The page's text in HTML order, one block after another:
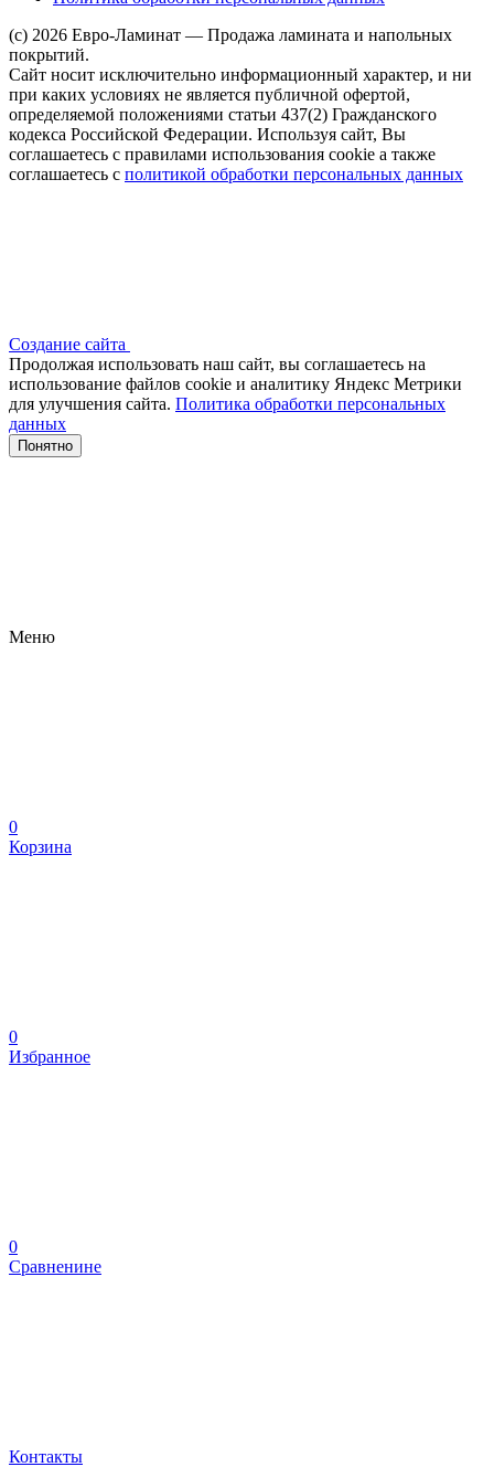
(c) 2026 Евро-Ламинат — Продажа ламината и напольных
покрытий.
Сайт носит исключительно информационный характер, и ни
при каких условиях не является публичной офертой,
определяемой положениями статьи 437(2) Гражданского
кодекса Российской Федерации. Используя сайт, Вы
соглашаетесь с правилами использования cookie а также
соглашаетесь с политикой обработки персональных данных
Создание сайта
Продолжая использовать наш сайт, вы соглашаетесь на
использование файлов сооkіе и аналитику Яндекс Метрики
для улучшения сайта. Политика обработки персональных
данных
Понятно
Меню
0
Корзина
0
Избранное
0
Сравненине
Контакты